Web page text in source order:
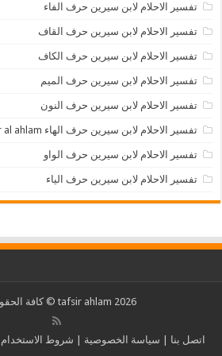
تفسير الاحلام لابن سيرين حرف الفاء
تفسير الاحلام لابن سيرين حرف القاف
تفسير الاحلام لابن سيرين حرف الكاف
تفسير الاحلام لابن سيرين حرف الميم
تفسير الاحلام لابن سيرين حرف النون
تفسير الاحلام لابن سيرين حرف الهاء tafsir al ahlam
تفسير الاحلام لابن سيرين حرف الواو
تفسير الاحلام لابن سيرين حرف الياء
2026 tafsir ahlam © كافة الحقوق محفوظة
اتصل بنا سياسة الخصوصية شروط الاستخدام